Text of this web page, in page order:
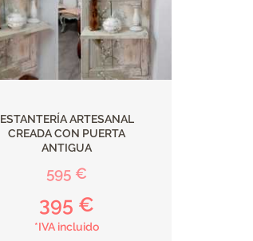
ESTANTERÍA ARTESANAL
CREADA CON PUERTA
ANTIGUA
595 €
395 €
*IVA incluido